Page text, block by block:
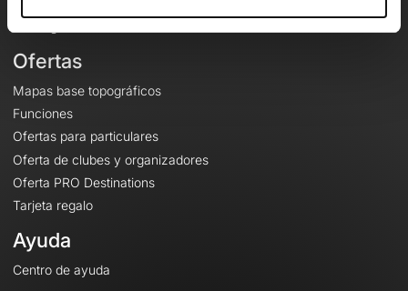
Ofertas
Mapas base topográficos
Funciones
Ofertas para particulares
Oferta de clubes y organizadores
Oferta PRO Destinations
Tarjeta regalo
Ayuda
Centro de ayuda